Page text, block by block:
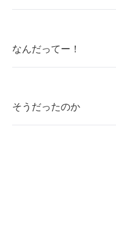
なんだってー！
そうだったのか